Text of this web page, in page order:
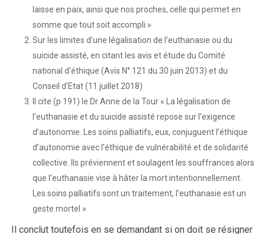
laisse en paix, ainsi que nos proches, celle qui permet en
somme que tout soit accompli »
Sur les limites d’une légalisation de l’euthanasie ou du
suicide assisté, en citant les avis et étude du Comité
national d’éthique (Avis N° 121 du 30 juin 2013) et du
Conseil d’Etat (11 juillet 2018)
Il cite (p 191) le Dr Anne de la Tour « La légalisation de
l’euthanasie et du suicide assisté repose sur l’exigence
d’autonomie. Les soins palliatifs, eux, conjuguent l’éthique
d’autonomie avec l’éthique de vulnérabilité et de solidarité
collective. Ils préviennent et soulagent les souffrances alors
que l’euthanasie vise à hâter la mort intentionnellement.
Les soins palliatifs sont un traitement, l’euthanasie est un
geste mortel »
Il conclut toutefois en se demandant si on doit se résigner